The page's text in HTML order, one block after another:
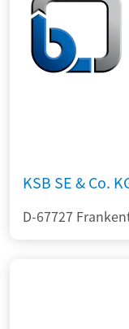
KSB SE & Co.
D-67727